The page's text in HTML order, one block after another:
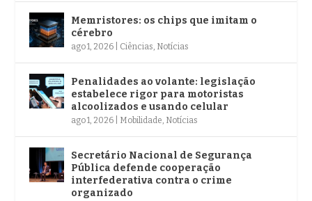
Memristores: os chips que imitam o
cérebro
ago 1, 2026 Ciências, Notícias
Penalidades ao volante: legislação
estabelece rigor para motoristas
alcoolizados e usando celular
ago 1, 2026 Mobilidade, Notícias
Secretário Nacional de Segurança
Pública defende cooperação
interfederativa contra o crime
organizado